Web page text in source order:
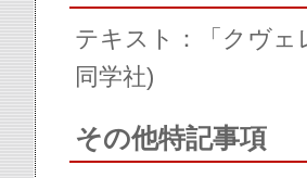
テキスト：「クヴ
同学社)
その他特記事項